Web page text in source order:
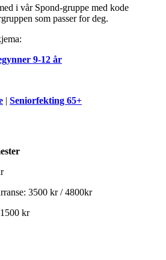
i vår Spond-gruppe med kode
som passer for deg.
9-12 år
| Seniorfekting 65+
3500 kr / 4800kr
kr